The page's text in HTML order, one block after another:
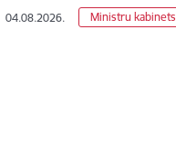
04.08.2026. Ministru kabinets